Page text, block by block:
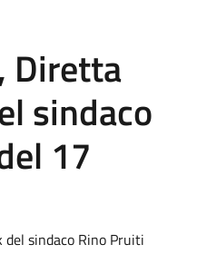
Diretta
sindaco
17
del sindaco Rino Pruiti